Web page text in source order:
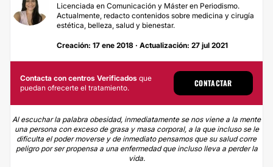
Licenciada en Comunicación y Máster en Periodismo.
Actualmente, redacto contenidos sobre medicina y cirugía
estética, belleza, salud y bienestar.
Creación: 17 ene 2018 · Actualización: 27 jul 2021
Contacta con centros Verificados que
puedan ofrecerte el tratamiento.
CONTACTAR
Al escuchar la palabra obesidad, inmediatamente se nos viene a la mente
una persona con exceso de grasa y masa corporal, a la que incluso se le
dificulta el poder moverse y de inmediato pensamos que su salud corre
peligro por ser propensa a una enfermedad que incluso lleva a perder la
vida.